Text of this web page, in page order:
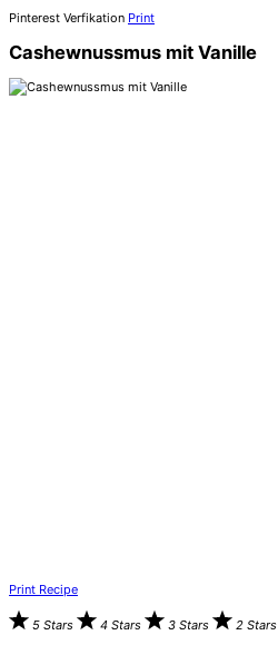
Pinterest Verfikation Print
Cashewnussmus mit Vanille
Print Recipe
5 Stars 4 Stars 3 Stars 2 Stars